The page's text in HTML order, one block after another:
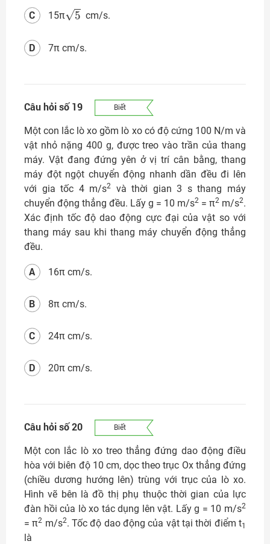
15π cm/s.
C
7π cm/s.
D
Câu hỏi số 19 Biết
Một con lắc lò xo gồm lò xo có độ cứng 100 N/m và
vật nhỏ nặng 400 g, được treo vào trần của thang
máy. Vật đang đứng yên ở vị trí cân bằng, thang
máy đột ngột chuyển động nhanh dần đều đi lên
với gia tốc 4 m/s2
và thời gian 3 s thang máy
chuyển động thẳng đều. Lấy g = 10 m/s2 = π2 m/s2.
Xác định tốc độ dao động cực đại của vật so với
thang máy sau khi thang máy chuyển động thẳng
đều.
16π cm/s.
A
8π cm/s.
B
24π cm/s.
C
20π cm/s.
D
Câu hỏi số 20 Biết
Một con lắc lò xo treo thẳng đứng dao động điều
hòa với biên độ 10 cm, dọc theo trục Ox thẳng đứng
(chiều dương hướng lên) trùng với trục của lò xo.
Hình vẽ bên là đồ thị phụ thuộc thời gian của lực
đàn hồi của lò xo tác dụng lên vật. Lấy g = 10 m/s2
= π2 m/s2. Tốc độ dao động của vật tại thời điểm t1
là